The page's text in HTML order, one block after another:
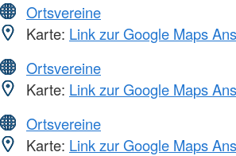
Ortsvereine
Karte: Link zur Google Maps
Ortsvereine
Karte: Link zur Google Maps
Ortsvereine
Karte: Link zur Google Maps